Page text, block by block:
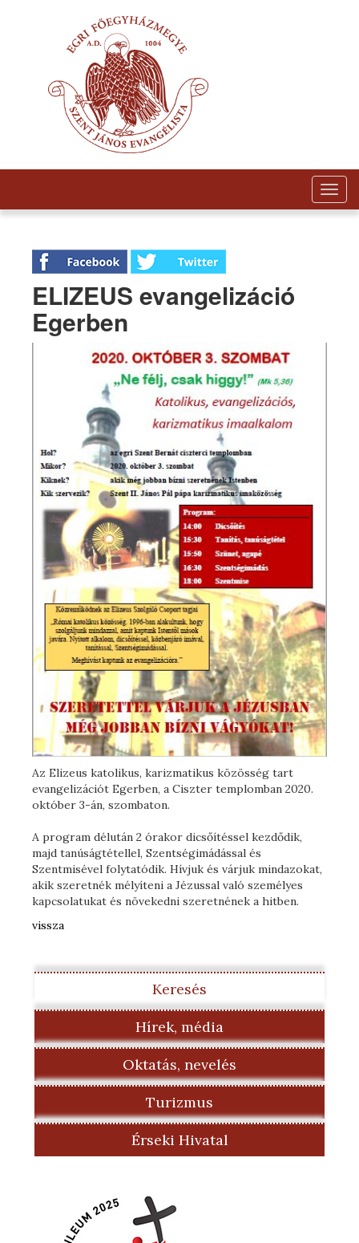
ELIZEUS evangelizáció
Egerben
Az Elizeus katolikus, karizmatikus közösség tart
evangelizációt Egerben, a Ciszter templomban 2020.
október 3-án, szombaton.
A program délután 2 órakor dicsőítéssel kezdődik,
majd tanúságtétellel, Szentségimádással és
Szentmisével folytatódik. Hívjuk és várjuk mindazokat,
akik szeretnék mélyíteni a Jézussal való személyes
kapcsolatukat és növekedni szeretnének a hitben.
vissza
Keresés
Hírek, média
Oktatás, nevelés
Turizmus
Érseki Hivatal